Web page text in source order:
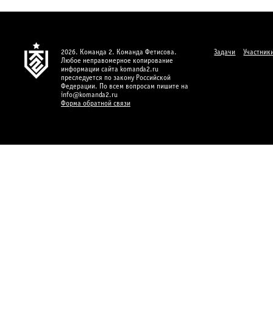
2026. Команда 2. Команда Фетисова.
Любое неправомерное копирование
информации сайта komanda2.ru
преследуется по закону Российской
Федерации. По всем вопросам пишите на
info@komanda2.ru
Форма обратной связи
Задачи